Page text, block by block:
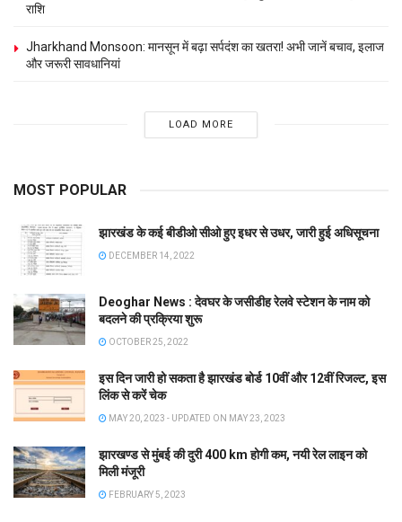
राशि
Jharkhand Monsoon: मानसून में बढ़ा सर्पदंश का खतरा! अभी जानें बचाव, इलाज
और जरूरी सावधानियां
LOAD MORE
MOST POPULAR
झारखंड के कई बीडीओ सीओ हुए इधर से उधर, जारी हुई अधिसूचना
DECEMBER 14, 2022
Deoghar News : देवघर के जसीडीह रेलवे स्टेशन के नाम को
बदलने की प्रक्रिया शुरू
OCTOBER 25, 2022
इस दिन जारी हो सकता है झारखंड बोर्ड 10वीं और 12वीं रिजल्ट, इस
लिंक से करें चेक
MAY 20, 2023 - UPDATED ON MAY 23, 2023
झारखण्ड से मुंबई की दुरी 400 km होगी कम, नयी रेल लाइन को
मिली मंजूरी
FEBRUARY 5, 2023